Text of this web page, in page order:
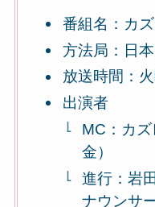
番組名：カ
方法局：日
放送時間：
出演者
MC：カ
金）
進行：岩
ナウンサー